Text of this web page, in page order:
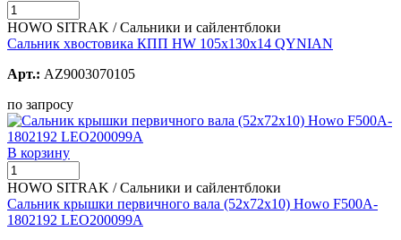
HOWO SITRAK / Сальники и сайлентблоки
Сальник хвостовика КПП HW 105х130х14 QYNIAN
Арт.: AZ9003070105
по запросу
В корзину
HOWO SITRAK / Сальники и сайлентблоки
Сальник крышки первичного вала (52x72x10) Howo F500A-
1802192 LEO200099A